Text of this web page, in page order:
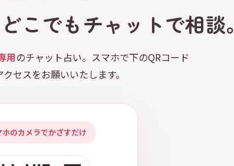
こでもチャットで相談。
用のチャット占い。スマホで下のQRコード
セスをお願いいたします。
ホのカメラでかざすだけ